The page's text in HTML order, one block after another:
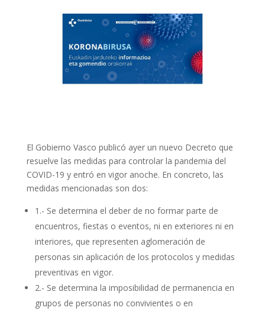
El Gobierno Vasco publicó ayer un nuevo Decreto que
resuelve las medidas para controlar la pandemia del
COVID-19 y entró en vigor anoche. En concreto, las
medidas mencionadas son dos:
1.- Se determina el deber de no formar parte de
encuentros, fiestas o eventos, ni en exteriores ni en
interiores, que representen aglomeración de
personas sin aplicación de los protocolos y medidas
preventivas en vigor.
2.- Se determina la imposibilidad de permanencia en
grupos de personas no convivientes o en